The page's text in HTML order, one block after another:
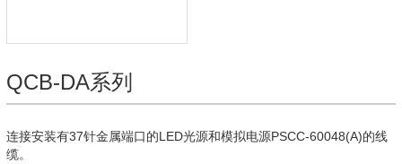
QCB-DA系列
连接安装有37针金属端口的LED光源和模拟电源PSCC-60048(A)的线
缆。